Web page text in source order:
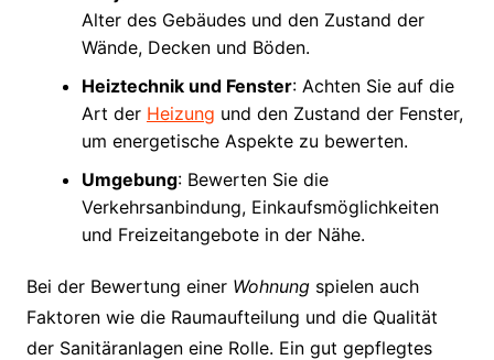
Alter des Gebäudes und den Zustand der
Wände, Decken und Böden.
Heiztechnik und Fenster: Achten Sie auf die
Art der Heizung und den Zustand der Fenster,
um energetische Aspekte zu bewerten.
Umgebung: Bewerten Sie die
Verkehrsanbindung, Einkaufsmöglichkeiten
und Freizeitangebote in der Nähe.
Bei der Bewertung einer Wohnungspielen auch
Faktoren wie die Raumaufteilung und die Qualität
der Sanitäranlagen eine Rolle. Ein gut gepflegtes